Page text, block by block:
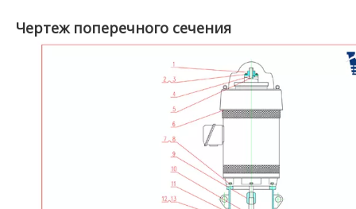
Чертеж поперечного сечения